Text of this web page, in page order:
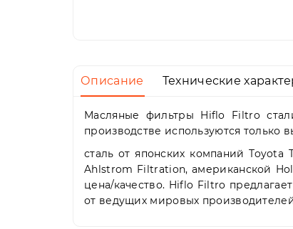
Описание Технические
Масляные фильтры Hiflo Filtro
производстве используются только
сталь от японских компаний
Ahlstrom Filtration, американской
цена/качество. Hiflo Filtro
от ведущих мировых